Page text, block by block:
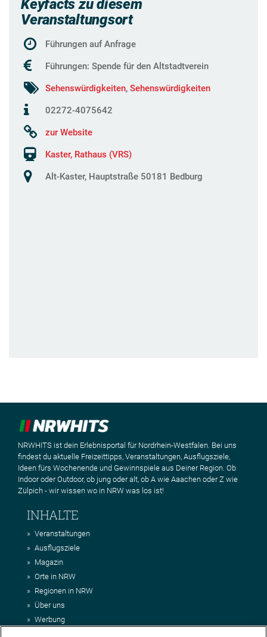
Keyfacts zu diesem
Veranstaltungsort
Führungen auf Anfrage
Führungen: Spende für den Altstadtverein
Sehenswürdigkeiten, Sehenswürdigkeiten
02272-4075642
zur Website
Kaster, Rathaus (VRS)
Alt-Kaster, Hauptstraße 50181 Bedburg
NRWHITS ist dein Erlebnisportal für Nordrhein-Westfalen. Bei uns
findest du aktuelle Freizeittipps, Veranstaltungen, Ausflugsziele,
Ideen fürs Wochenende und Gewinnspiele aus Deiner Region. Ob
Indoor oder Outdoor, ob jung oder alt, ob A wie Aaachen oder Z wie
Zülpich - wir wissen wo in NRW was los ist!
INHALTE
Veranstaltungen
Ausflugsziele
Magazin
Orte in NRW
Regionen in NRW
Über uns
Werbung